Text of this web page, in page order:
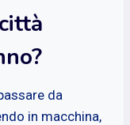
da
in macchina,